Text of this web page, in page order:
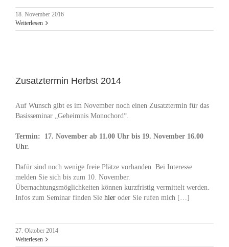
18. November 2016
Weiterlesen
Zusatztermin Herbst 2014
Auf Wunsch gibt es im November noch einen Zusatztermin für das
Basisseminar „Geheimnis Monochord“.
Termin: 17. November ab 11.00 Uhr bis 19. November 16.00
Uhr.
Dafür sind noch wenige freie Plätze vorhanden. Bei Interesse
melden Sie sich bis zum 10. November.
Übernachtungsmöglichkeiten können kurzfristig vermittelt werden.
Infos zum Seminar finden Sie hier oder Sie rufen mich […]
27. Oktober 2014
Weiterlesen